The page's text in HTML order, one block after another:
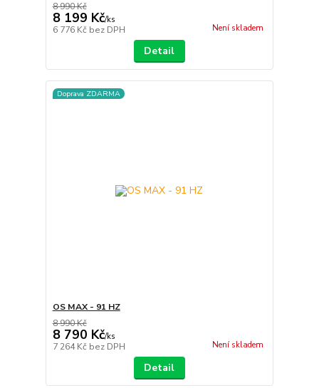
8 990 Kč
8 199 Kč/ks
6 776 Kč bez DPH Není skladem
Detail
Doprava ZDARMA
OS MAX - 91 HZ
8 990 Kč
8 790 Kč/ks
7 264 Kč bez DPH Není skladem
Detail